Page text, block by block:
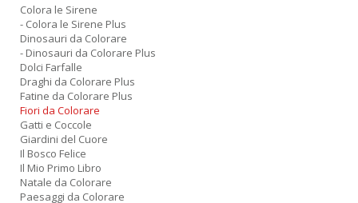
Colora le Sirene
- Colora le Sirene Plus
Dinosauri da Colorare
- Dinosauri da Colorare Plus
Dolci Farfalle
Draghi da Colorare Plus
Fatine da Colorare Plus
Fiori da Colorare
Gatti e Coccole
Giardini del Cuore
Il Bosco Felice
Il Mio Primo Libro
Natale da Colorare
Paesaggi da Colorare